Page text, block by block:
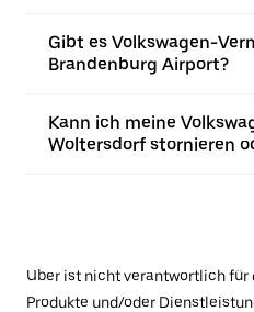
Gibt es Volkswagen-
Brandenburg Airport?
Kann ich meine
Woltersdorf stornieren
Uber ist nicht verantwortlich für
Produkte und/oder